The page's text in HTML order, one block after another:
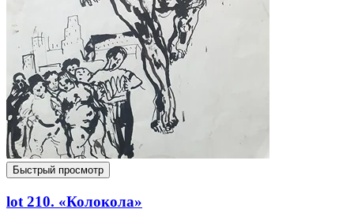
Быстрый просмотр
lot 210. «Колокола»